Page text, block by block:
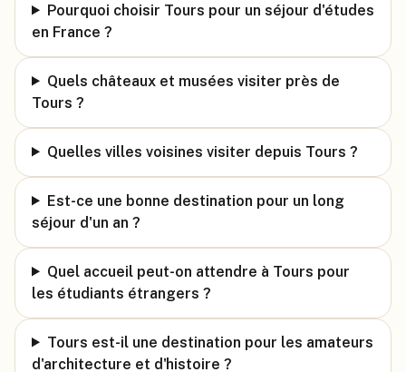
Pourquoi choisir Tours pour un séjour d'études
en France ?
Quels châteaux et musées visiter près de
Tours ?
Quelles villes voisines visiter depuis Tours ?
Est-ce une bonne destination pour un long
séjour d'un an ?
Quel accueil peut-on attendre à Tours pour
les étudiants étrangers ?
Tours est-il une destination pour les amateurs
d'architecture et d'histoire ?